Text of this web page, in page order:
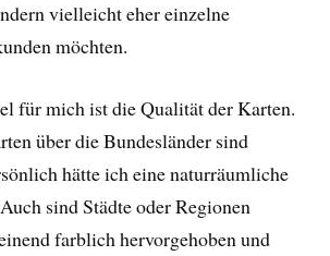
vielleicht eher einzelne
möchten.
für mich ist die Qualität der Karten.
über die Bundesländer sind
hätte ich eine naturräumliche
sind Städte oder Regionen
farblich hervorgehoben und